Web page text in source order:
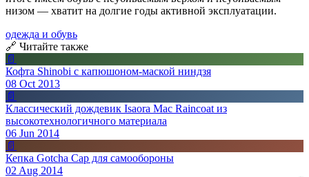
низом — хватит на долгие годы активной эксплуатации.
одежда и обувь
🔗 Читайте также
📄
Кофта Shinobi с капюшоном-маской ниндзя
08 Oct 2013
📄
Классический дождевик Isaora Mac Raincoat из
высокотехнологичного материала
06 Jun 2014
📄
Кепка Gotcha Cap для самообороны
02 Aug 2014